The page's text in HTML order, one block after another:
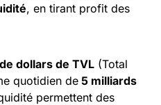
, en tirant profit des
dollars de TVL (Total
quotidien de5 milliards
permettent des